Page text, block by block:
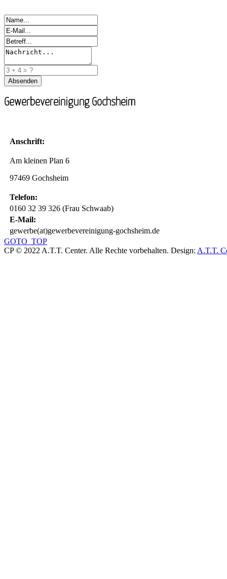
Gewerbevereinigung Gochsheim
Anschrift:
Am kleinen Plan 6
97469 Gochsheim
Telefon:
0160 32 39 326 (Frau Schwaab)
E-Mail:
gewerbe(at)gewerbevereinigung-gochsheim.de
GOTO_TOP
CP © 2022 A.T.T. Center. Alle Rechte vorbehalten. Design: A.T.T.